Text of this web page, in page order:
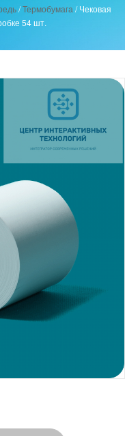
/Термобумага /Чековая
54 шт.